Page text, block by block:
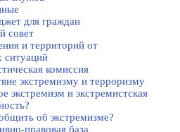
для граждан
совет
и территорий от
ситуаций
комиссия
экстремизму и терроризму
экстремизм и экстремистская
об экстремизме?
правовая база